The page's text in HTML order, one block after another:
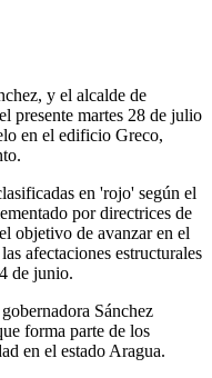
y el alcalde de
presente martes 28 de julio
en el edificio Greco,
en 'rojo' según el
por directrices de
objetivo de avanzar en el
afectaciones estructurales
de junio.
Sánchez
forma parte de los
en el estado Aragua.